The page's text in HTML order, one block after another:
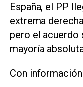
España, el PP
extrema
pero el acuerdo
mayoría
Con